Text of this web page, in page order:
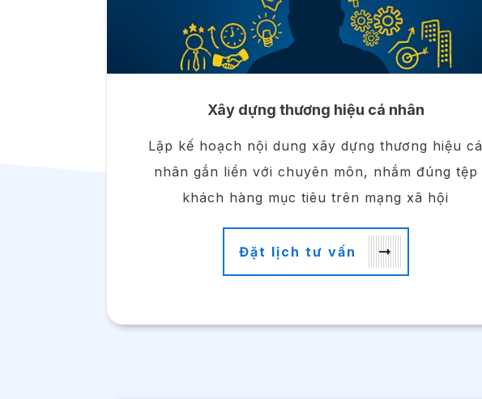
Xây dựng thương hiệu cá nhân
Lập kế hoạch nội dung xây dựng thương hiệu cá
nhân gắn liền với chuyên môn, nhắm đúng tệp
khách hàng mục tiêu trên mạng xã hội
Đặt lịch tư vấn